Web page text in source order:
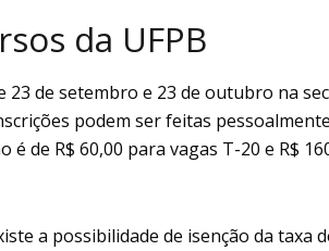
da UFPB
de setembro e 23 de outubro na
podem ser feitas
é de R$ 60,00 para vagas T-20 e R$
a possibilidade de isenção da taxa